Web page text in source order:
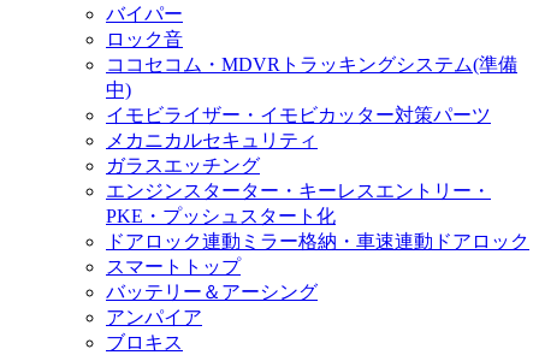
バイパー
ロック音
ココセコム・MDVRトラッキングシステム(準備
中)
イモビライザー・イモビカッター対策パーツ
メカニカルセキュリティ
ガラスエッチング
エンジンスターター・キーレスエントリー・
PKE・プッシュスタート化
ドアロック連動ミラー格納・車速連動ドアロック
スマートトップ
バッテリー＆アーシング
アンパイア
ブロキス